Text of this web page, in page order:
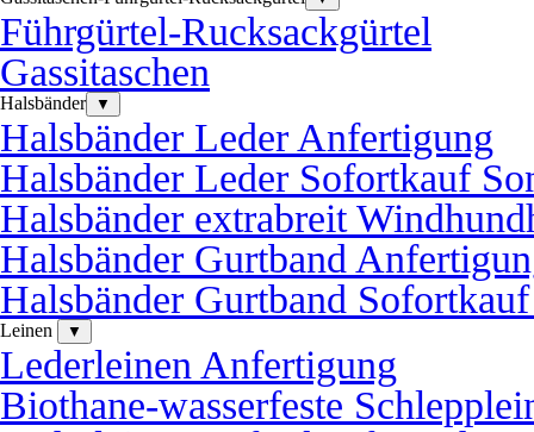
Führgürtel-Rucksackgürtel
Gassitaschen
Halsbänder ▼
Halsbänder Leder Anfertigung
Halsbänder Leder Sofortkauf
Halsbänder extrabreit
Halsbänder Gurtband
Halsbänder Gurtband
Leinen ▼
Lederleinen Anfertigung
Biothane-wasserfeste